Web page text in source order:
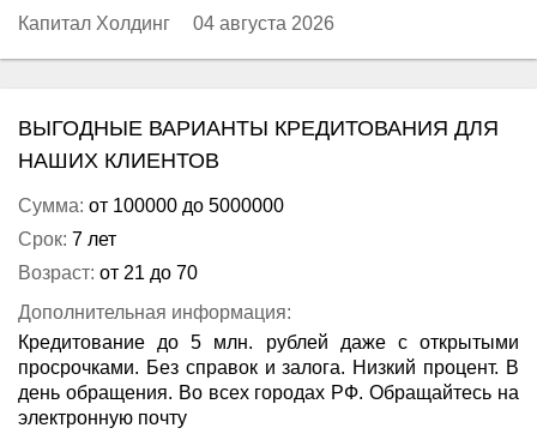
Капитал Холдинг
04 августа 2026
ВЫГОДНЫЕ ВАРИАНТЫ КРЕДИТОВАНИЯ ДЛЯ
НАШИХ КЛИЕНТОВ
Сумма: от 100000 до 5000000
Срок: 7 лет
Возраст: от 21 до 70
Дополнительная информация:
Кредитование до 5 млн. рублей даже с открытыми
просрочками. Без справок и залога. Низкий процент. В
день обращения. Во всех городах РФ. Обращайтесь на
электронную почту